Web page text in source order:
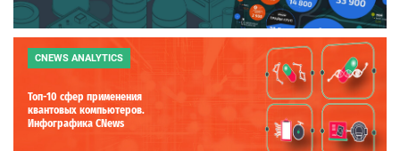
CNEWS ANALYTICS
Топ-10 сфер применения
квантовых компьютеров.
Инфографика CNews